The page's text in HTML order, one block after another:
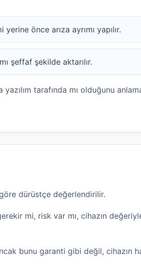
önce arıza ayrımı yapılır.
şeffaf şekilde aktarılır.
tarafında mı olduğunu
dürüstçe değerlendirilir.
mi, risk var mı, cihazın
bunu garanti gibi değil, cihazın